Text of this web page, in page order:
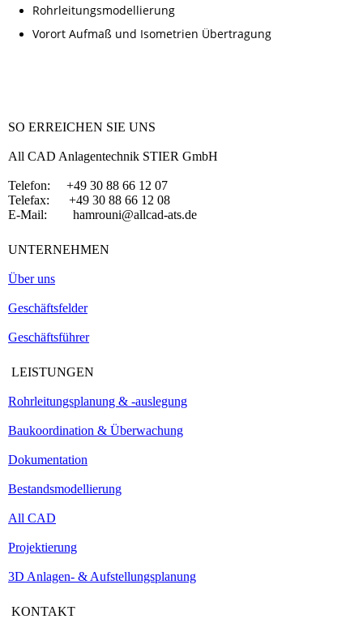
Rohrleitungsmodellierung
Vorort Aufmaß und Isometrien Übertragung
SO ERREICHEN SIE UNS
All CAD Anlagentechnik STIER GmbH
Telefon: +49 30 88 66 12 07
Telefax: +49 30 88 66 12 08
E-Mail: hamrouni@allcad-ats.de
UNTERNEHMEN
Über uns
Geschäftsfelder
Geschäftsführer
LEISTUNGEN
Rohrleitungsplanung & -auslegung
Baukoordination & Überwachung
Dokumentation
Bestandsmodellierung
All CAD
Projektierung
3D Anlagen- & Aufstellungsplanung
KONTAKT